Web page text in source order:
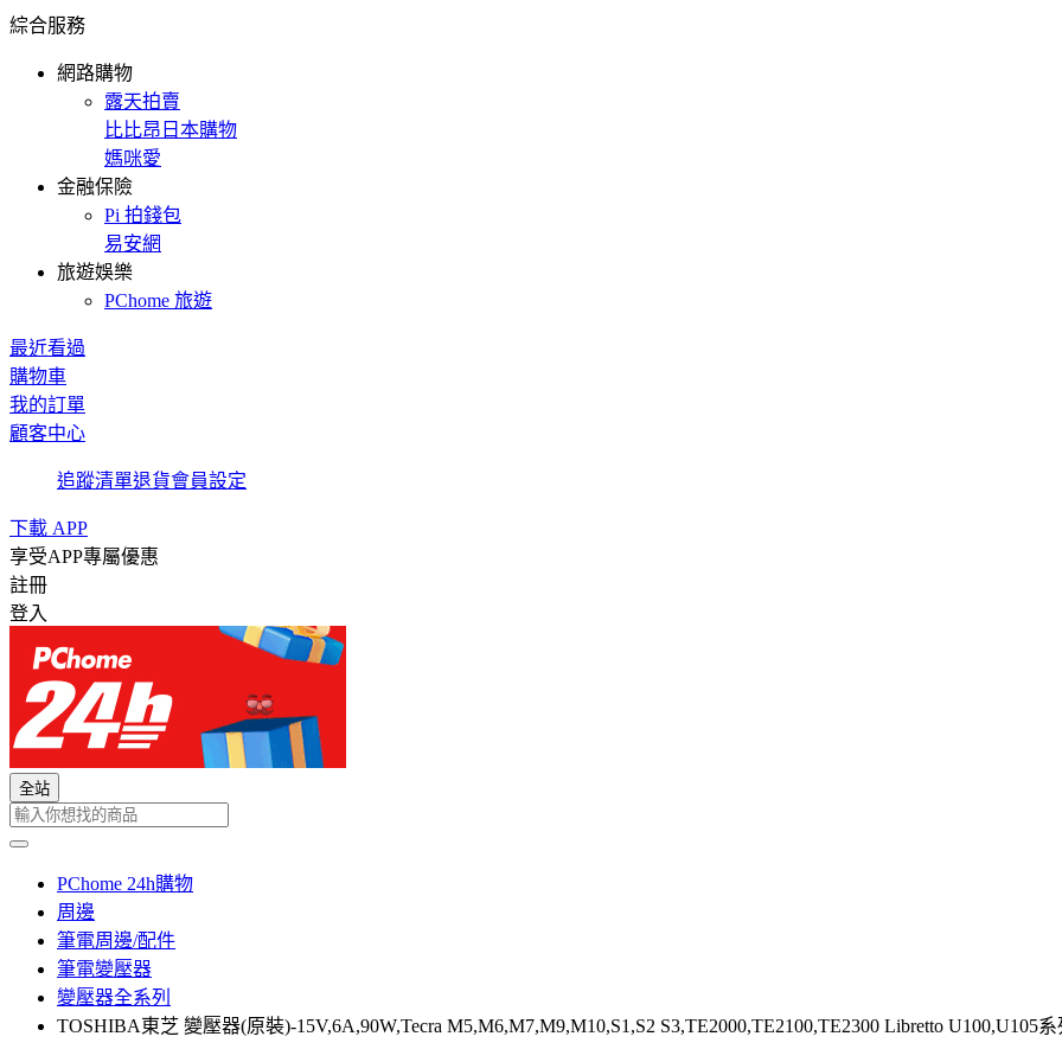
綜合服務
網路購物
露天拍賣
比比昂日本購物
媽咪愛
金融保險
Pi 拍錢包
易安網
旅遊娛樂
PChome 旅遊
最近看過
購物車
我的訂單
顧客中心
追蹤清單退貨會員設定
下載 APP
享受APP專屬優惠
註冊
登入
全站
PChome 24h購物
周邊
筆電周邊/配件
筆電變壓器
變壓器全系列
TOSHIBA東芝 變壓器(原裝)-15V,6A,90W,Tecra M5,M6,M7,M9,M10,S1,S2 S3,TE2000,TE2100,TE2300 Libretto U100,U105系